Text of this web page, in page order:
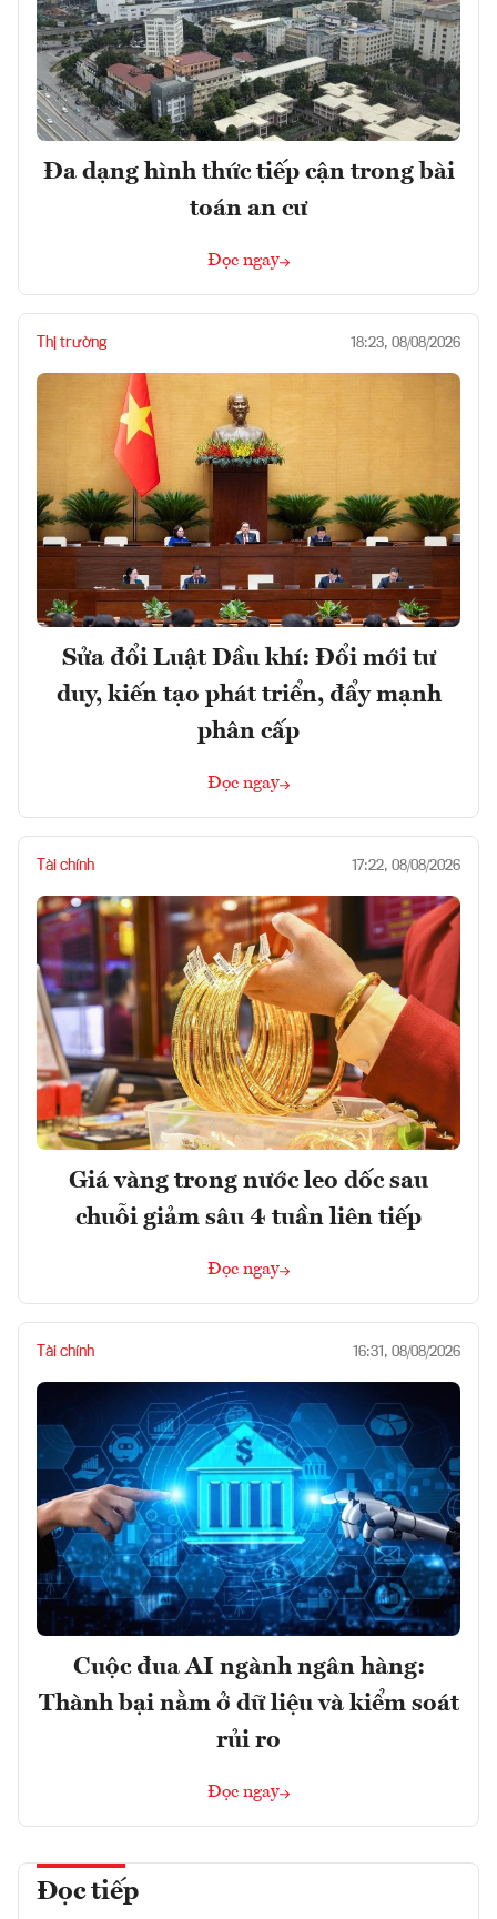
Đa dạng hình thức tiếp cận trong bài
toán an cư
Đọc ngay
Thị trường 18:23, 08/08/2026
Sửa đổi Luật Dầu khí: Đổi mới tư
duy, kiến tạo phát triển, đẩy mạnh
phân cấp
Đọc ngay
Tài chính 17:22, 08/08/2026
Giá vàng trong nước leo dốc sau
chuỗi giảm sâu 4 tuần liên tiếp
Đọc ngay
Tài chính 16:31, 08/08/2026
Cuộc đua AI ngành ngân hàng:
Thành bại nằm ở dữ liệu và kiểm soát
rủi ro
Đọc ngay
Đọc tiếp